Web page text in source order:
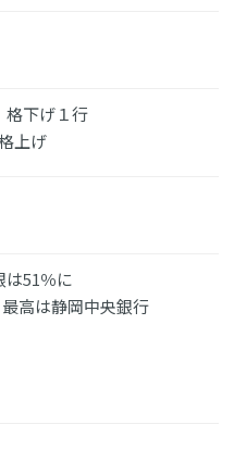
格下げ１行
上げ
は51％に
高は静岡中央銀行